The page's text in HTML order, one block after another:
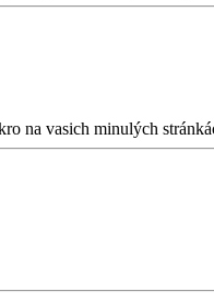
na vasich minulých